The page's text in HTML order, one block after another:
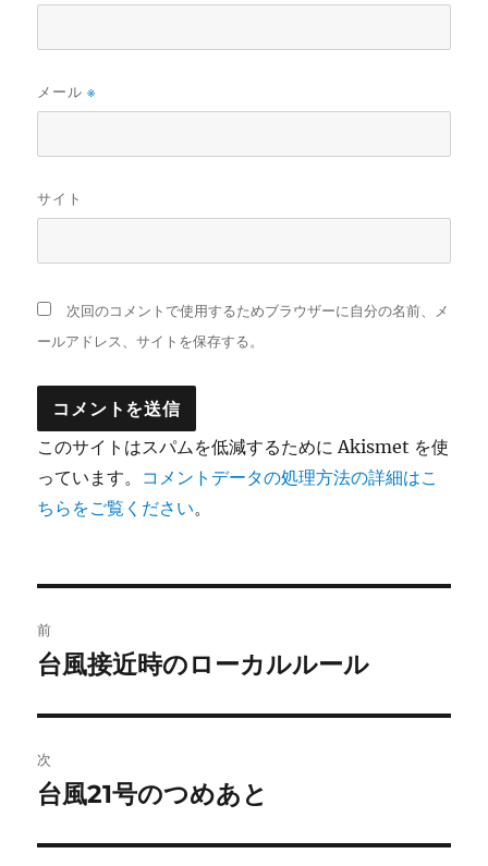
メール※
サイト
次回のコメントで使用するためブラウザーに自分の名前、メ
ールアドレス、サイトを保存する。
このサイトはスパムを低減するために Akismet を使
っています。 コメントデータの処理方法の詳細はこ
ちらをご覧ください。
稿
ビ
ゲ
ー
前
前
投
稿:
台風接近時のローカルルール
次
次
投
台風21号のつめあと